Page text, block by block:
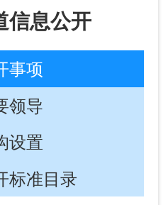
目录
政务公开标准目录
成文
2026-
04-30
2026-
04-30